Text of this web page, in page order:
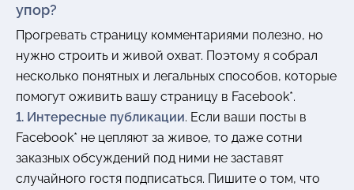
упор?
Прогревать страницу комментариями полезно, но
нужно строить и живой охват. Поэтому я собрал
несколько понятных и легальных способов, которые
помогут оживить вашу страницу в Facebook*.
1. Интересные публикации. Если ваши посты в
Facebook* не цепляют за живое, то даже сотни
заказных обсуждений под ними не заставят
случайного гостя подписаться. Пишите о том, что